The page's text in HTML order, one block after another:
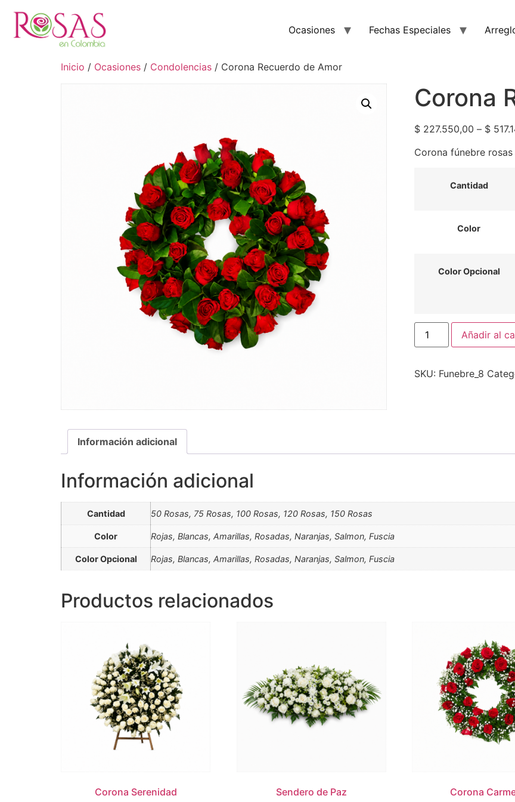
Ocasiones Fechas Especiales
Inicio / Ocasiones / Condolencias / Corona Recuerdo de Amor
Corona
$227.550,00 – $
Corona fúnebre
Cantidad
Color
Color Opcional
Añadir al
SKU: Funebre_8
Información adicional
Información adicional
Cantidad 50 Rosas, 75 Rosas, 100 Rosas, 120 Rosas, 150 Rosas
Color Rojas, Blancas, Amarillas, Rosadas, Naranjas, Salmon, Fuscia
Color Opcional Rojas, Blancas, Amarillas, Rosadas, Naranjas, Salmon, Fuscia
Productos relacionados
Corona Serenidad Sendero de Paz Corona